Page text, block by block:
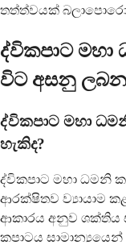
තත්ත්වයක්
ද්විකපාට
විට අසනු ලබන
ද්විකපාට මහා
හැකිද?
ද්විකපාට මහා ධමනි
ආරක්ෂිතව ව්‍යායාම
ආකාරය අනුව ශක්තිය
කපාටය